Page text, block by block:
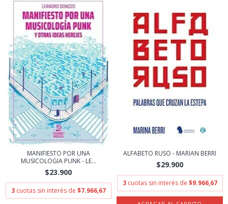
MANIFIESTO POR UNA
MUSICOLOGIA PUNK - LE...
$23.900
3 cuotas sin interés de $7.966,67
ALFABETO RUSO - MARIAN BERRI
$29.900
3 cuotas sin interés de $9.966,67